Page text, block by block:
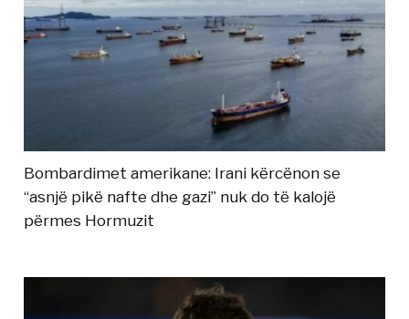
Bombardimet amerikane: Irani kërcënon se
“asnjë pikë nafte dhe gazi” nuk do të kalojë
përmes Hormuzit